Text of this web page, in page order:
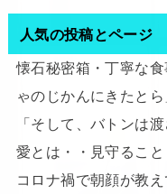
人気の投稿とページ
懐石秘密箱・丁寧な
ゃのじかんにきたと
「そして、バトンは
愛とは・・見守るこ
コロナ禍で朝顔が教